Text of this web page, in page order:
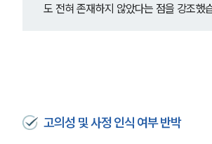
도 전혀 존재하지 않았다는 점을 강조했
고의성 및 사정 인식 여부 반박